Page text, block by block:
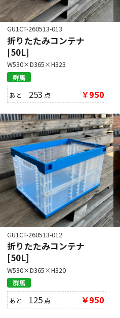
GU1CT-260513-013
折りたたみコンテナ
[50L]
W530×D365×H323
群馬
あと 253 点 ￥950
GU1CT-260513-012
折りたたみコンテナ
[50L]
W530×D365×H320
群馬
あと 125 点 ￥950